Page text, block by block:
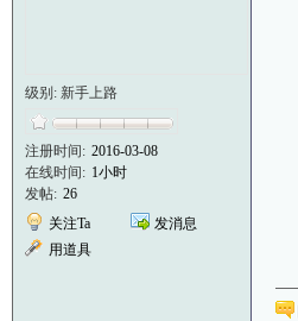
级别: 新手上路
注册时间: 2016-03-08
在线时间: 1小时
发帖: 26
关注Ta
发消息
用道具